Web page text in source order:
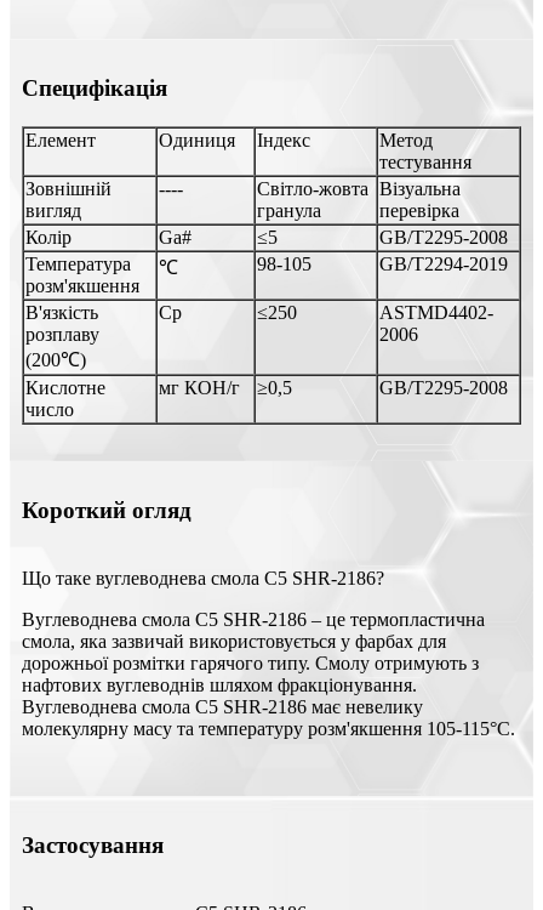
Специфікація
Елемент Одиниця Індекс
Метод
тестування
Зовнішній
вигляд
----
Світло-жовта
гранула
Візуальна
перевірка
Колір
Ga# ≤5
GB/T2295-2008
Температура
розм'якшення
℃ 98-105 GB/T2294-2019
В'язкість
розплаву
(200℃)
Cp ≤250
ASTMD4402-
2006
Кислотне
число
мг КОН/г ≥0,5 GB/T2295-2008
Короткий огляд
Що таке вуглеводнева смола C5 SHR-2186?
Вуглеводнева смола C5 SHR-2186 – це термопластична
смола, яка зазвичай використовується у фарбах для
дорожньої розмітки гарячого типу. Смолу отримують з
нафтових вуглеводнів шляхом фракціонування.
Вуглеводнева смола C5 SHR-2186 має невелику
молекулярну масу та температуру розм'якшення 105-115°C.
Застосування